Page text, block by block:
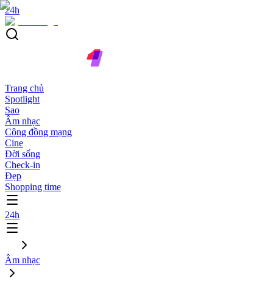
24h
Trang chủ
Spotlight
Sao
Âm nhạc
Cộng đồng mạng
Cine
Đời sống
Check-in
Đẹp
Shopping time
24h
Âm nhạc